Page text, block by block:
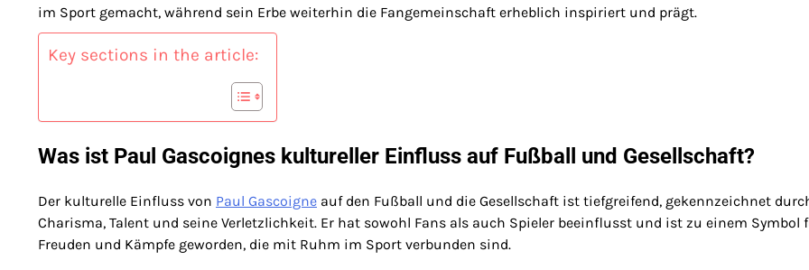
im Sport gemacht, während sein Erbe weiterhin die Fangemeinschaft erheblich inspiriert und prägt.
Key sections in the article:
Was ist Paul Gascoignes kultureller Einfluss auf Fußball und Gesellschaft?
Der kulturelle Einfluss von Paul Gascoigne auf den Fußball und die Gesellschaft ist tiefgreifend, gekennzeichnet
Charisma, Talent und seine Verletzlichkeit. Er hat sowohl Fans als auch Spieler beeinflusst und ist zu einem Symbol
Freuden und Kämpfe geworden, die mit Ruhm im Sport verbunden sind.